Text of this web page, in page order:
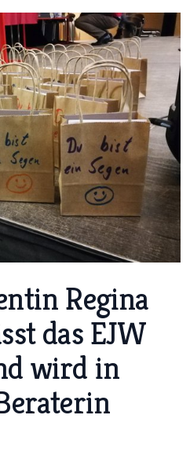
Regina
das EJW
wird in